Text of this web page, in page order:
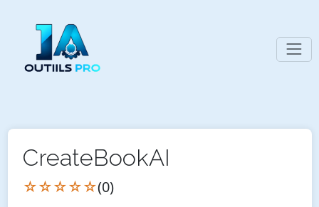
CreateBookAI
☆☆☆☆☆(0)